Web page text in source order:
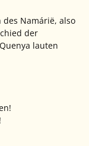
des Namárië, also
der
lauten